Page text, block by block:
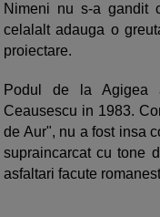
Nimeni nu s-a gandit
celalalt adauga o
proiectare.
Podul de la Agigea
Ceausescu in 1983.
de Aur", nu a fost insa
supraincarcat cu tone
asfaltari facute